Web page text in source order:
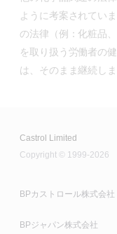
ように考案されてい
の法律（例：化粧品
を取り扱う労働者の
は、そのまま継続しま
Castrol Limited
Copyright © 1999-2026
BPカストロール株式会社
BPジャパン株式会社